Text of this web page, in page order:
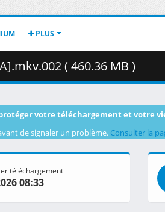
PLUS
( 460.36 MB )
votre téléchargement et votre
de signaler un problème. Consulter la
téléchargement
08:33